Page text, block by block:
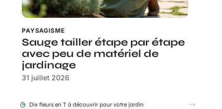
PAYSAGISME
Sauge tailler étape par étape
avec peu de matériel de
jardinage
31 juillet 2026
Dix fleurs en T à découvrir pour votre jardin